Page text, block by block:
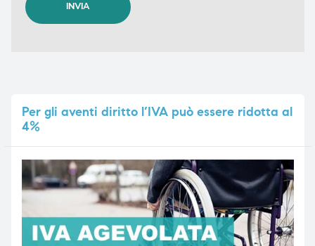
Pergli aventi diritto l’IVA può essere ridotta al
4%